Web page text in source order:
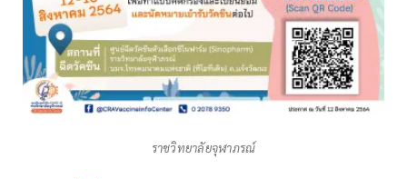
ราชวิทยาลัยจุฬาภรณ์